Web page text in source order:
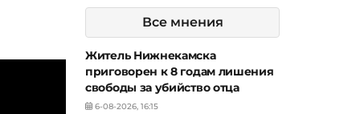
Все мнения
Житель Нижнекамска
приговорен к 8 годам лишения
свободы за убийство отца
6-08-2026, 16:15